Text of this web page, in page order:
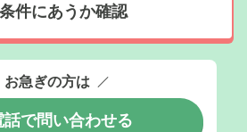
件にあうか確認
お急ぎの方は
話で問い合わせる